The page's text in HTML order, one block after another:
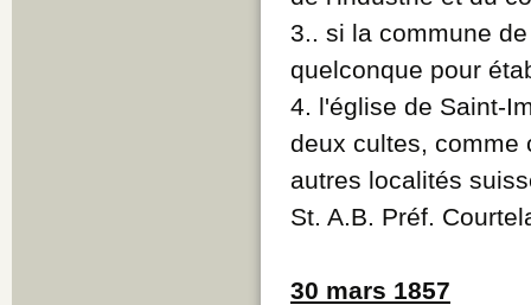
3.. si la commune
quelconque pour
4. l'église de Saint-
deux cultes, comme
autres localités
St. A.B. Préf.
30 mars 1857